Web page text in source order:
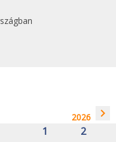
2026 navigate_next
1
2